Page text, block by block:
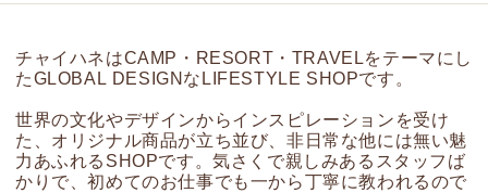
チャイハネはCAMP・RESORT・TRAVELをテーマにし
たGLOBAL DESIGNなLIFESTYLE SHOPです。
世界の文化やデザインからインスピレーションを受け
た、オリジナル商品が立ち並び、非日常な他には無い魅
力あふれるSHOPです。気さくで親しみあるスタッフば
かりで、初めてのお仕事でも一から丁寧に教われるので